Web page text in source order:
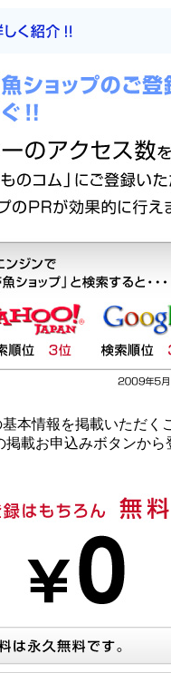
本情報を掲載いただ
載お申込みボタンか